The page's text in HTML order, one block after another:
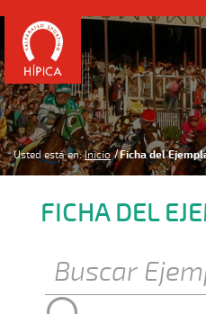
Usted está en: Inicio Ficha del
FICHA DEL